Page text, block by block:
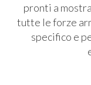
pronti a
tutte le forze
specifico e